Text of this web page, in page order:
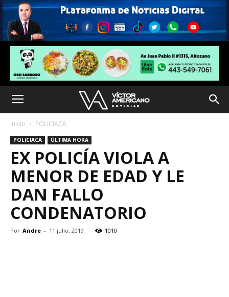
Inicio POLICIACA
POLICIACA ÚLTIMA HORA
EX POLICÍA VIOLA A
MENOR DE EDAD Y LE
DAN FALLO
CONDENATORIO
Por Andre - 11 julio, 2019 1010